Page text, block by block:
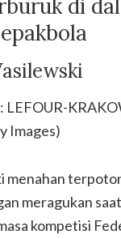
di
Images)
menahan
meragukan
kompetisi